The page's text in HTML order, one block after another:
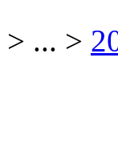
> ... >